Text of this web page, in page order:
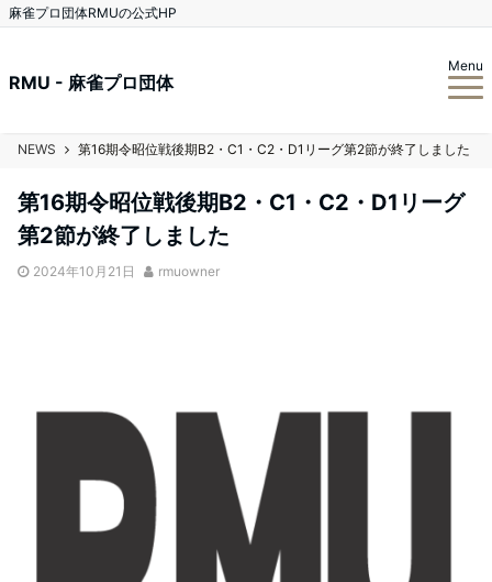
麻雀プロ団体RMUの公式HP
RMU - 麻雀プロ団体
Menu
NEWS 第16期令昭位戦後期B2・C1・C2・D1リーグ第2節が終了しました
第16期令昭位戦後期B2・C1・C2・D1リーグ
第2節が終了しました
2024年10月21日 rmuowner